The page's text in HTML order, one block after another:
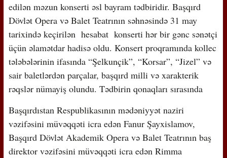
edilən məzun konserti əsl bayram tədbiridir. Başqırd
Dövlət Opera və Balet Teatrının səhnəsində 31 may
tarixində keçirilən hesabat konserti hər bir gənc sənətçi
üçün əlamətdar hadisə oldu. Konsert proqramında kollec
tələbələrinin ifasında “Şelkunçik”, “Korsar”, “Jizel” və
sair baletlərdən parçalar, başqırd milli və xarakterik
rəqslər nümayiş olundu. Tədbirin qonaqları sırasında
Başqırdıstan Respublikasının mədəniyyət naziri
vəzifəsini müvəqqəti icra edən Fanur Şayxislamov,
Başqırd Dövlət Akademik Opera və Balet Teatrının baş
direktor vəzifəsini müvəqqəti icra edən Rimma